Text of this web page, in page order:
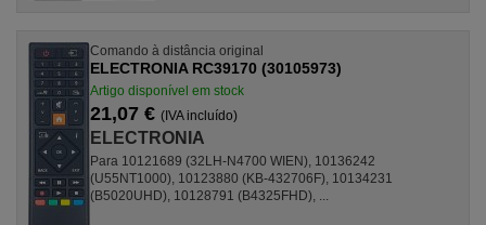
Comando à distância original
ELECTRONIA RC39170 (30105973)
Artigo disponível em stock
21,07 € (IVA incluído)
ELECTRONIA
Para 10121689 (32LH-N4700 WIEN), 10136242
(U55NT1000), 10123880 (KB-432706F), 10134231
(B5020UHD), 10128791 (B4325FHD), ...